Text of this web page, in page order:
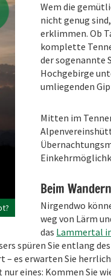
Wem die
nicht genug
erklimmen. Ob
komplette
der sogenannte
Hochgebirge
umliegenden
Mitten im
Beim
Nirgendwo
weg von Lärm
das Lammertal
spüren Sie entlang
es erwarten Sie
eines: Kommen Sie